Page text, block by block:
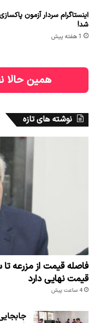
اینستاگرام سردار آزمون
شد!
1 هفته پیش
همین حالا
نوشته های تازه
فاصله قیمت از مزرعه تا
قیمت نهایی دارد
4 ساعت پیش